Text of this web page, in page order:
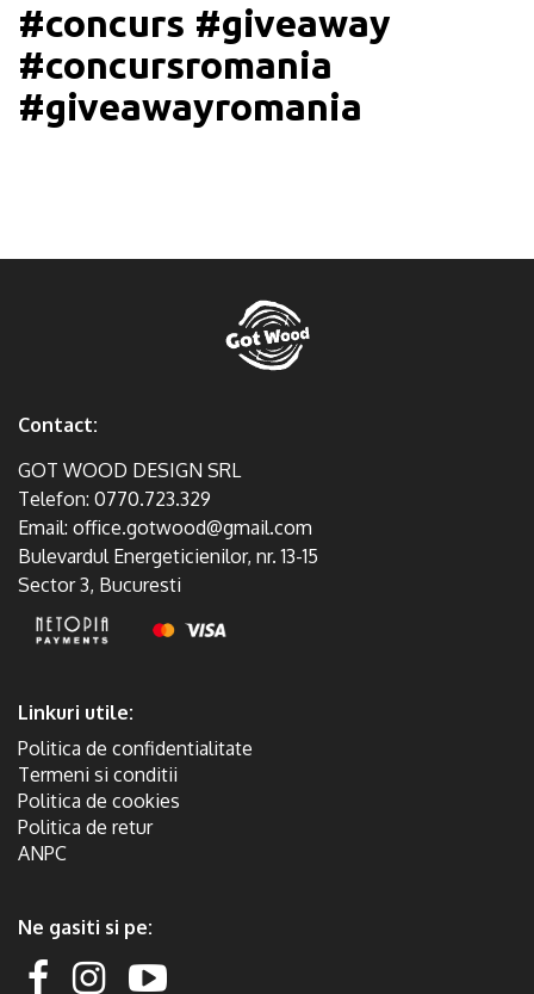
#concurs #giveaway
#concursromania
#giveawayromania
Contact:
GOT WOOD DESIGN SRL
Telefon: 0770.723.329
Email: office.gotwood@gmail.com
Bulevardul Energeticienilor, nr. 13-15
Sector 3, Bucuresti
Linkuri utile:
Politica de confidentialitate
Termeni si conditii
Politica de cookies
Politica de retur
ANPC
Ne gasiti si pe: